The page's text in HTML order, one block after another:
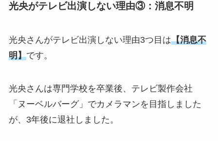
光央がテレビ出演しない理由③：消息不明
光央さんがテレビ出演しない理由3つ目は【消息不
明】です。
光央さんは専門学校を卒業後、テレビ製作会社
「ヌーベルバーグ」でカメラマンを目指しました
が、3年後に退社しました。